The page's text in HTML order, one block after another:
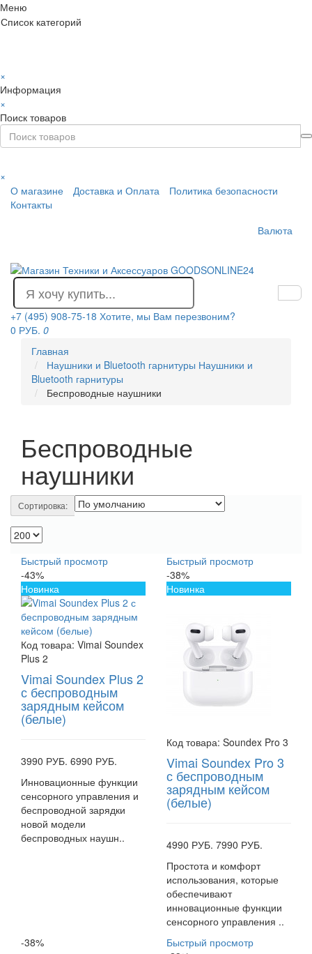
Меню
Список категорий
×
Информация
×
Поиск товаров
×
О магазине
Доставка и Оплата
Политика безопасности
Контакты
Валюта
+7 (495) 908-75-18 Хотите, мы Вам перезвоним?
0 РУБ. 0
Главная
Наушники и Bluetooth гарнитуры Наушники и
Bluetooth гарнитуры
Беспроводные наушники
Беспроводные
наушники
Сортировка:
Быстрый просмотр
-43%
Новинка
Код товара: Vimai Soundex
Plus 2
Vimai Soundex Plus 2
с беспроводным
зарядным кейсом
(белые)
3990 РУБ. 6990 РУБ.
Инновационные функции
сенсорного управления и
беспроводной зарядки
новой модели
беспроводных наушн..
Быстрый просмотр
-38%
Новинка
Код товара: Soundex Pro 3
Vimai Soundex Pro 3
с беспроводным
зарядным кейсом
(белые)
4990 РУБ. 7990 РУБ.
Простота и комфорт
использования, которые
обеспечивают
инновационные функции
сенсорного управления ..
-38%
Быстрый просмотр